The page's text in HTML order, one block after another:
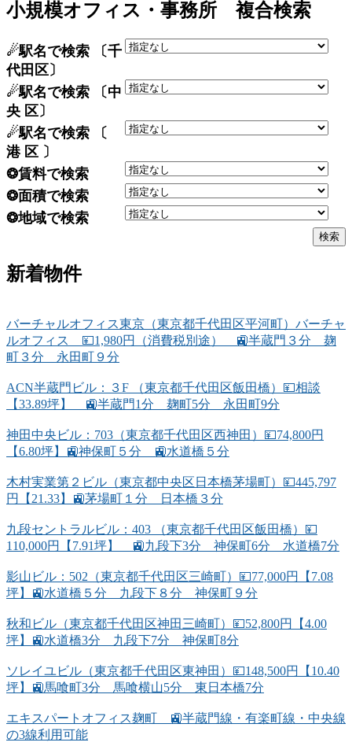
小規模オフィス・事務所 複合検索
☄駅名で検索 〔千
代田区〕
☄駅名で検索 〔中
央 区〕
☄駅名で検索 〔
港 区 〕
❂賃料で検索
❂面積で検索
❂地域で検索
新着物件
バーチャルオフィス東京（東京都千代田区平河町）バーチャ
ルオフィス 💴1,980円（消費税別途） 🚉半蔵門３分 麹
町３分 永田町９分
ACN半蔵門ビル：３F （東京都千代田区飯田橋）💴相談
【33.89坪】 🚉半蔵門1分 麹町5分 永田町9分
神田中央ビル：703（東京都千代田区西神田）💴74,800円
【6.80坪】🚉神保町５分 🚉水道橋５分
木村実業第２ビル（東京都中央区日本橋茅場町）💴445,797
円【21.33】🚉茅場町１分 日本橋３分
九段セントラルビル：403 （東京都千代田区飯田橋）💴
110,000円【7.91坪】 🚉九段下3分 神保町6分 水道橋7分
影山ビル：502（東京都千代田区三崎町）💴77,000円【7.08
坪】🚉水道橋５分 九段下８分 神保町９分
秋和ビル（東京都千代田区神田三崎町）💴52,800円【4.00
坪】🚉水道橋3分 九段下7分 神保町8分
ソレイユビル（東京都千代田区東神田）💴148,500円【10.40
坪】🚉馬喰町3分 馬喰横山5分 東日本橋7分
エキスパートオフィス麹町 🚉半蔵門線・有楽町線・中央線
の3線利用可能